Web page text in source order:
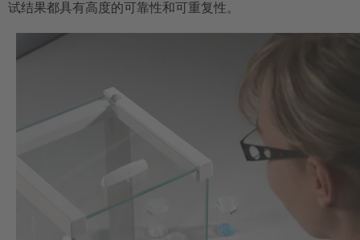
试结果都具有高度的可靠性和可重复性。